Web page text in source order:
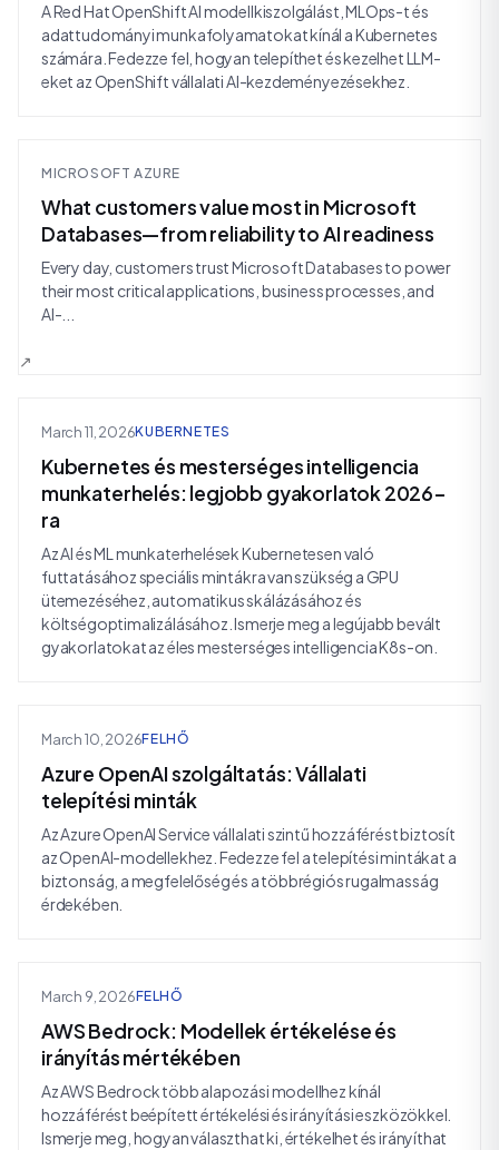
A Red Hat OpenShift AI modellkiszolgálást, MLOps-t és
adattudományi munkafolyamatokat kínál a Kubernetes
számára. Fedezze fel, hogyan telepíthet és kezelhet LLM-
eket az OpenShift vállalati AI-kezdeményezésekhez.
MICROSOFT AZURE
What customers value most in Microsoft
Databases—from reliability to AI readiness
Every day, customers trust Microsoft Databases to power
their most critical applications, business processes, and
AI-...
March 11, 2026KUBERNETES
Kubernetes és mesterséges intelligencia
munkaterhelés: legjobb gyakorlatok 2026-
ra
Az AI és ML munkaterhelések Kubernetesen való
futtatásához speciális mintákra van szükség a GPU
ütemezéséhez, automatikus skálázásához és
költségoptimalizálásához. Ismerje meg a legújabb bevált
gyakorlatokat az éles mesterséges intelligencia K8s-on.
March 10, 2026FELHŐ
Azure OpenAI szolgáltatás: Vállalati
telepítési minták
Az Azure OpenAI Service vállalati szintű hozzáférést biztosít
az OpenAI-modellekhez. Fedezze fel a telepítési mintákat a
biztonság, a megfelelőség és a többrégiós rugalmasság
érdekében.
March 9, 2026FELHŐ
AWS Bedrock: Modellek értékelése és
irányítás mértékében
Az AWS Bedrock több alapozási modellhez kínál
hozzáférést beépített értékelési és irányítási eszközökkel.
Ismerje meg, hogyan választhat ki, értékelhet és irányíthat